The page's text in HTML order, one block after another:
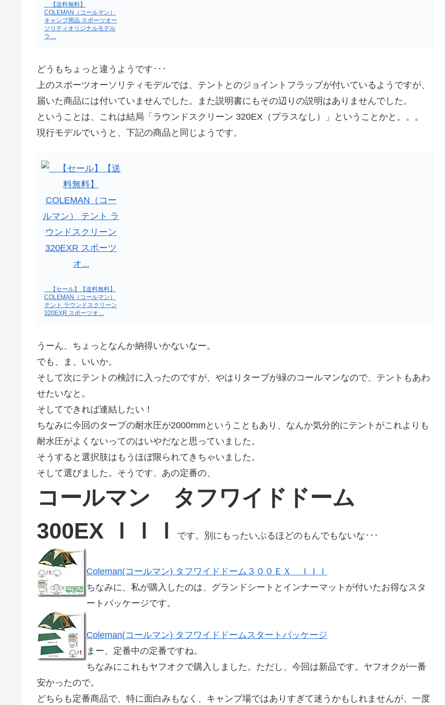
【送料無料】
COLEMAN（コールマン）
キャンプ用品 スポーツオー
ソリティオリジナルモデル
ラ…
どうもちょっと違うようです･･･
上のスポーツオーソリティモデルでは、テントとのジョイントフラップが付いているようですが、
届いた商品には付いていませんでした。また説明書にもその辺りの説明はありませんでした。
ということは、これは結局「ラウンドスクリーン 320EX（プラスなし）」ということかと。。。
現行モデルでいうと、下記の商品と同じようです。
【セール】【送料無料】
COLEMAN（コールマン）
テント ラウンドスクリーン
320EXR スポーツオ…
うーん、ちょっとなんか納得いかないなー。
でも、ま、いいか。
そして次にテントの検討に入ったのですが、やはりタープが緑のコールマンなので、テントもあわ
せたいなと。
そしてできれば連結したい！
ちなみに今回のタープの耐水圧が2000mmということもあり、なんか気分的にテントがこれよりも
耐水圧がよくないってのはいやだなと思っていました。
そうすると選択肢はもうほぼ限られてきちゃいました。
そして選びました。そうです、あの定番の、
コールマン タフワイドドーム
300EX ＩＩＩ
です。別にもったいぶるほどのもんでもないな･･･
Coleman(コールマン) タフワイドドーム３００ＥＸ ＩＩＩ
ちなみに、私が購入したのは、グランドシートとインナーマットが付いたお得なスタ
ートパッケージです。
Coleman(コールマン) タフワイドドームスタートパッケージ
まー、定番中の定番ですね。
ちなみにこれもヤフオクで購入しました。ただし、今回は新品です。ヤフオクが一番
安かったので。
どちらも定番商品で、特に面白みもなく、キャンプ場ではありすぎて迷うかもしれませんが、一度